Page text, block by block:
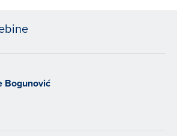
Bogunović